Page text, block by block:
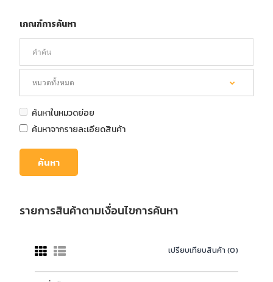
เกณฑ์การค้นหา
ค้นหาในหมวดย่อย
ค้นหาจากรายละเอียดสินค้า
รายการสินค้าตามเงื่อนไขการค้นหา
เปรียบเทียบสินค้า (0)